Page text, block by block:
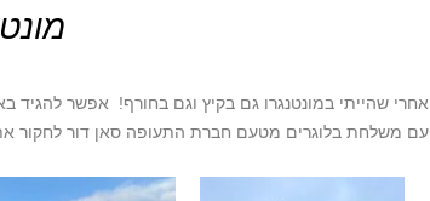
אחרי שהייתי במונטנגרו גם בקיץ וגם בחורף! אפשר להגיד
עם משלחת בלוגרים מטעם חברת התעופה סאן דור לחקור